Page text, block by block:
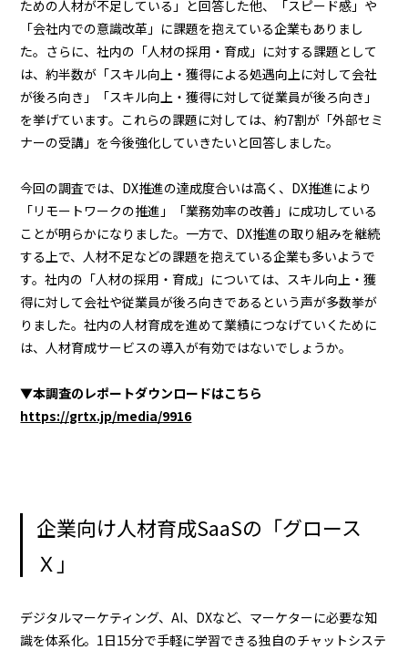
ための人材が不足している」と回答した他、「スピード感」や
「会社内での意識改革」に課題を抱えている企業もありまし
た。さらに、社内の「人材の採用・育成」に対する課題として
は、約半数が「スキル向上・獲得による処遇向上に対して会社
が後ろ向き」「スキル向上・獲得に対して従業員が後ろ向き」
を挙げています。これらの課題に対しては、約7割が「外部セミ
ナーの受講」を今後強化していきたいと回答しました。
今回の調査では、DX推進の達成度合いは高く、DX推進により
「リモートワークの推進」「業務効率の改善」に成功している
ことが明らかになりました。一方で、DX推進の取り組みを継続
する上で、人材不足などの課題を抱えている企業も多いようで
す。社内の「人材の採用・育成」については、スキル向上・獲
得に対して会社や従業員が後ろ向きであるという声が多数挙が
りました。社内の人材育成を進めて業績につなげていくために
は、人材育成サービスの導入が有効ではないでしょうか。
▼本調査のレポートダウンロードはこちら
https://grtx.jp/media/9916
企業向け人材育成SaaSの「グロース
Ｘ」
デジタルマーケティング、AI、DXなど、マーケターに必要な知
識を体系化。1日15分で手軽に学習できる独自のチャットシステ